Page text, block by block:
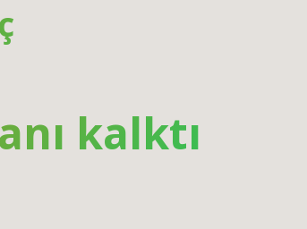
kalktı